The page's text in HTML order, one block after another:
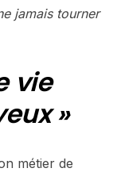
jamais tourner
vie
»
métier de